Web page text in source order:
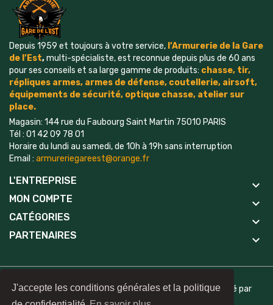
J'accepte les conditions générales et la politique
Depuis 1959 et toujours à votre service, l’Armurerie de la Gare
de l’Est,multi-spécialiste, est reconnue depuis plus de 60 ans
pour ses conseils et sa large gamme de produits: chasse, tir,
répliques armes, armes de défense, coutellerie, airsoft,
équipements de sécurité, optique chasse, atelier sur
place.
Magasin: 144 rue du Faubourg Saint Martin 75010 PARIS
Tél : 01 42 09 78 01
Horaire du lundi au samedi, de 10h à 19h sans interruption
Email : armureriegareest@orange.fr
L'ENTREPRISE keyboard_arrow_down
MON COMPTE keyboard_arrow_down
CATÉGORIES keyboard_arrow_down
PARTENAIRES keyboard_arrow_down
©2024 Armurerie Age, All Rights Reserved | Site réalisé par